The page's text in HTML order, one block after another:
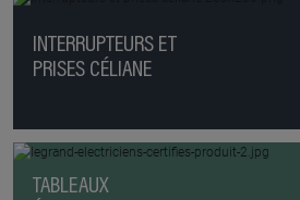
INTERRUPTEURS ET
PRISES CÉLIANE
TABLEAUX